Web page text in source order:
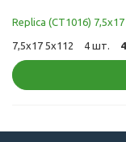
Replica (CT1016)
7,5x17 5x112 4 шт.